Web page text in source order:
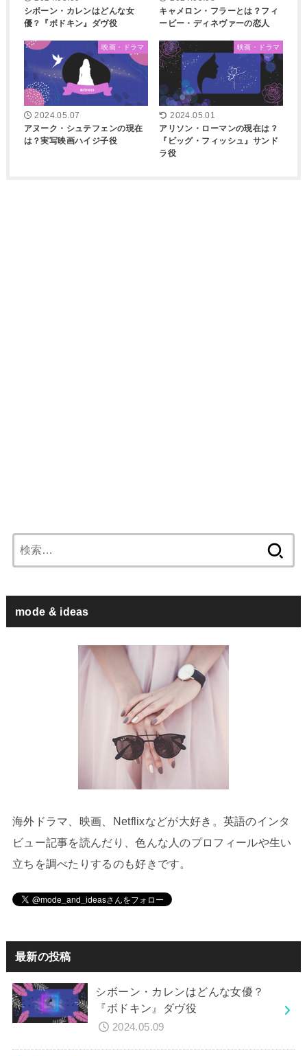
シボーン・カレンはどんな女
優？『ボドキン』ダヴ役
キャメロン・フラーとは？フィ
ービー・ディネヴァーの恋人
映画・ドラマ
2024.05.07
アヌーク・シュテフェンの現在
は？実写映画ハイジ子役
映画・ドラマ
2024.05.01
アリソン・ローマンの現在は？
『ビッグ・フィッシュ』サンド
ラ役
索:
mode & ideas
海外ドラマ、映画、Netflixなどが大好き。英語のインタ
ビュー記事を読んだり、色んな人のプロフィールや生い
立ちを調べたりするのも好きです。
最新の投稿
シボーン・カレンはどんな女優？
『ボドキン』ダヴ役
2024.05.09